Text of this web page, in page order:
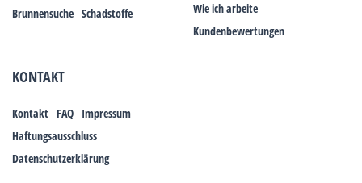
Brunnensuche Schadstoffe
Wie ich arbeite
Kundenbewertungen
KONTAKT
Kontakt FAQ Impressum
Haftungsausschluss
Datenschutzerklärung